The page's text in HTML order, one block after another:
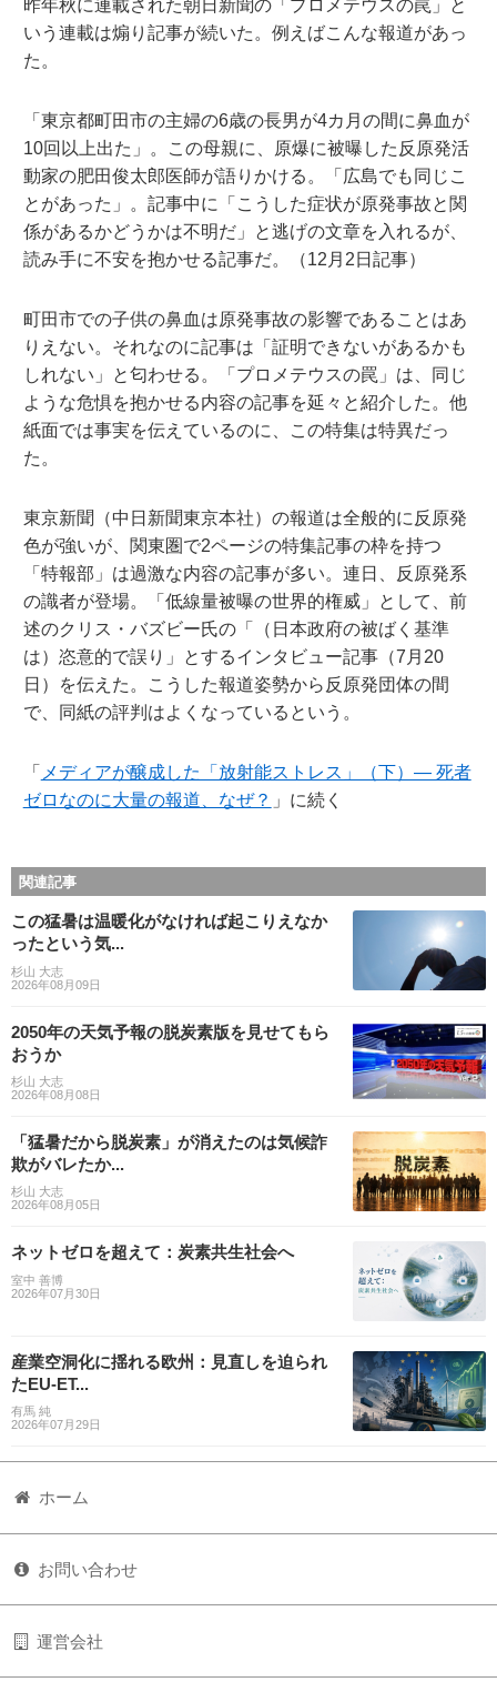
昨年秋に連載された朝日新聞の「プロメテウスの罠」と
いう連載は煽り記事が続いた。例えばこんな報道があっ
た。
「東京都町田市の主婦の6歳の長男が4カ月の間に鼻血が
10回以上出た」。この母親に、原爆に被曝した反原発活
動家の肥田俊太郎医師が語りかける。「広島でも同じこ
とがあった」。記事中に「こうした症状が原発事故と関
係があるかどうかは不明だ」と逃げの文章を入れるが、
読み手に不安を抱かせる記事だ。（12月2日記事）
町田市での子供の鼻血は原発事故の影響であることはあ
りえない。それなのに記事は「証明できないがあるかも
しれない」と匂わせる。「プロメテウスの罠」は、同じ
ような危惧を抱かせる内容の記事を延々と紹介した。他
紙面では事実を伝えているのに、この特集は特異だっ
た。
東京新聞（中日新聞東京本社）の報道は全般的に反原発
色が強いが、関東圏で2ページの特集記事の枠を持つ
「特報部」は過激な内容の記事が多い。連日、反原発系
の識者が登場。「低線量被曝の世界的権威」として、前
述のクリス・バズビー氏の「（日本政府の被ばく基準
は）恣意的で誤り」とするインタビュー記事（7月20
日）を伝えた。こうした報道姿勢から反原発団体の間
で、同紙の評判はよくなっているという。
「 メディアが醸成した「放射能ストレス」（下）— 死者
ゼロなのに大量の報道、なぜ？ 」に続く
関連記事
この猛暑は温暖化がなければ起こりえなか
ったという気...
杉山 大志
2026年08月09日
2050年の天気予報の脱炭素版を見せてもら
おうか
杉山 大志
2026年08月08日
「猛暑だから脱炭素」が消えたのは気候詐
欺がバレたか...
杉山 大志
2026年08月05日
ネットゼロを超えて：炭素共生社会へ
室中 善博
2026年07月30日
産業空洞化に揺れる欧州：見直しを迫られ
たEU-ET...
有馬 純
2026年07月29日
ホーム
お問い合わせ
運営会社